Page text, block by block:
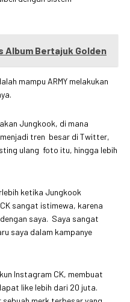
Album Bertajuk Golden
mampu ARMY melakukan
Jungkook, di mana
tren besar di Twitter,
ulang foto itu, hingga lebih
ketika Jungkook
sangat istimewa, karena
saya. Saya sangat
saya dalam kampanye
Instagram CK, membuat
like lebih dari 20 juta.